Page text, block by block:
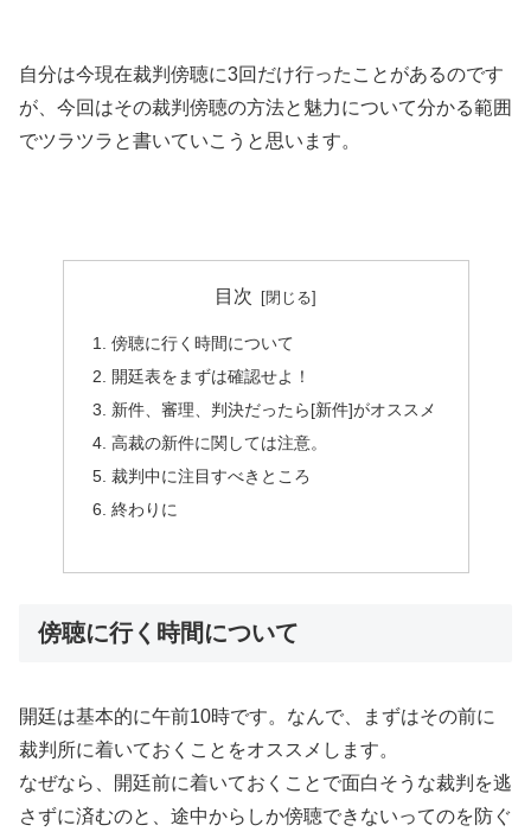
自分は今現在裁判傍聴に3回だけ行ったことがあるのです
が、今回はその裁判傍聴の方法と魅力について分かる範囲
でツラツラと書いていこうと思います。
目次
傍聴に行く時間について
開廷表をまずは確認せよ！
新件、審理、判決だったら[新件]がオススメ
高裁の新件に関しては注意。
裁判中に注目すべきところ
終わりに
傍聴に行く時間について
開廷は基本的に午前10時です。なんで、まずはその前に
裁判所に着いておくことをオススメします。
なぜなら、開廷前に着いておくことで面白そうな裁判を逃
さずに済むのと、途中からしか傍聴できないってのを防ぐ